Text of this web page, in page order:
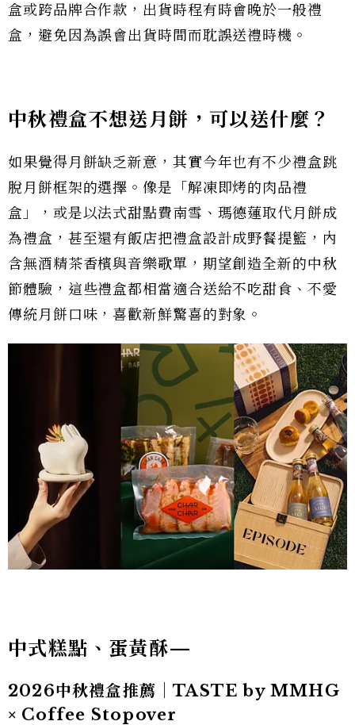
盒或跨品牌合作款，出貨時程有時會晚於一般禮
盒，避免因為誤會出貨時間而耽誤送禮時機。
中秋禮盒不想送月餅，可以送什麼？
如果覺得月餅缺乏新意，其實今年也有不少禮盒跳
脫月餅框架的選擇。像是「解凍即烤的肉品禮
盒」，或是以法式甜點費南雪、瑪德蓮取代月餅成
為禮盒，甚至還有飯店把禮盒設計成野餐提籃，內
含無酒精茶香檳與音樂歌單，期望創造全新的中秋
節體驗，這些禮盒都相當適合送給不吃甜食、不愛
傳統月餅口味，喜歡新鮮驚喜的對象。
中式糕點、蛋黃酥—
2026中秋禮盒推薦｜TASTE by MMHG
× Coffee Stopover